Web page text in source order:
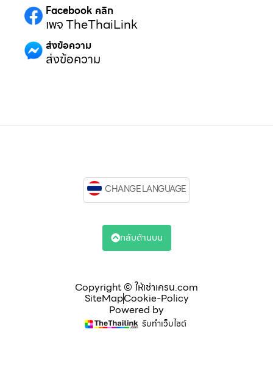
Facebook คลิก
เพจ TheThaiLink
ส่งข้อความ
ส่งข้อความ
Copyright © ให้เช่าเครน.com
SiteMapCookie-Policy
Powered by
รับทำเว็บไซต์
CHANGE LANGUAGE
กลับด้านบน